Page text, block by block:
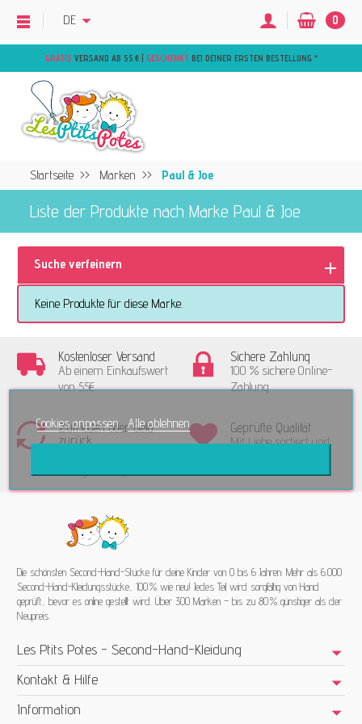
GRATIS VERSAND AB 55 € | GESCHENKT BEI DEINER ERSTEN BESTELLUNG *
DE 0
Startseite Marken Paul & Joe
Liste der Produkte nach Marke Paul & Joe
Suche verfeinern
Keine Produkte für diese Marke.
Kostenloser Versand
Ab einem Einkaufswert
von 55€
Sichere Zahlung
100 % sichere Online-
Zahlung
Zufrieden oder Geld
zurück
15 Tagen akzeptiert
Geprüfte Qualität
Mit Liebe sortiert und
Die schönsten Second-Hand-Stücke für deine Kinder von 0 bis 6 Jahren: Mehr als 6.000
Second-Hand-Kleidungsstücke, 100 % wie neu! Jedes Teil wird sorgfältig von Hand
geprüft, bevor es online gestellt wird. Über 300 Marken – bis zu 80 % günstiger als der
Neupreis.
Les Ptits Potes - Second-Hand-Kleidung
Kontakt & Hilfe
Information
Cookies anpassen Alle ablehnen